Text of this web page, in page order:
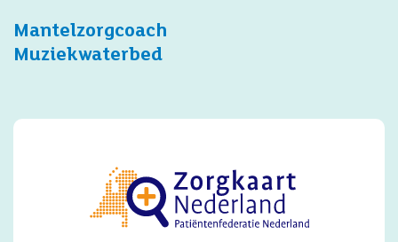
Mantelzorgcoach
Muziekwaterbed